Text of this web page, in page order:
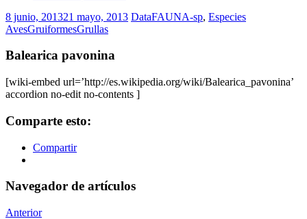
8 junio, 201321 mayo, 2013 DataFAUNA-sp, Especies
AvesGruiformesGrullas
Balearica pavonina
[wiki-embed url=’http://es.wikipedia.org/wiki/Balearica_pavonina’
accordion no-edit no-contents ]
Comparte esto:
Compartir
Navegador de artículos
Anterior